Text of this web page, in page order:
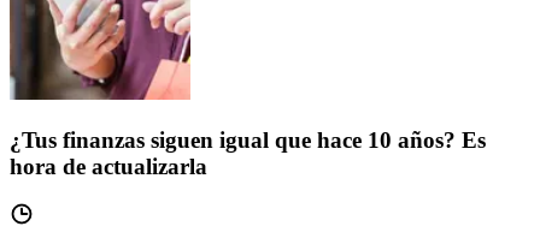
¿Tus finanzas siguen igual que hace 10 años? Es
hora de actualizarla